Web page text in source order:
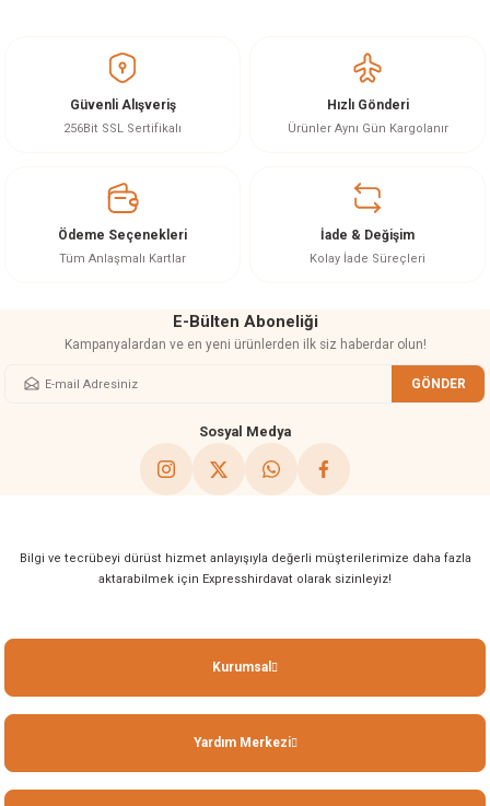
Görüş ve önerileriniz için teşekkür ederiz.
Ürün resmi kalitesiz, bozuk veya görüntülenemiyor.
Ürün bilgilerinde hatalar bulunuyor.
Bu ürüne benzer farklı alternatifler olmalı.
Güvenli Alışveriş
256Bit SSL Sertifikalı
Hızlı Gönderi
Ürünler Aynı Gün Kargolanır
Ödeme Seçenekleri
Tüm Anlaşmalı Kartlar
İade & Değişim
Kolay İade Süreçleri
E-Bülten Aboneliği
Kampanyalardan ve en yeni ürünlerden ilk siz haberdar olun!
GÖNDER
Sosyal Medya
Bilgi ve tecrübeyi dürüst hizmet anlayışıyla değerli müşterilerimize daha fazla
aktarabilmek için Expresshirdavat olarak sizinleyiz!
Kurumsal
Yardım Merkezi